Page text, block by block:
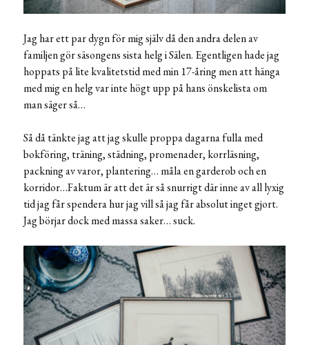
Jag har ett par dygn för mig själv då den andra delen av
familjen gör säsongens sista helg i Sälen. Egentligen hade jag
hoppats på lite kvalitetstid med min 17-åring men att hänga
med mig en helg var inte högt upp på hans önskelista om
man säger så…
Så då tänkte jag att jag skulle proppa dagarna fulla med
bokföring, träning, städning, promenader, korrläsning,
packning av varor, plantering… måla en garderob och en
korridor…Faktum är att det är så snurrigt där inne av all lyxig
tid jag får spendera hur jag vill så jag får absolut inget gjort.
Jag börjar dock med massa saker… suck.